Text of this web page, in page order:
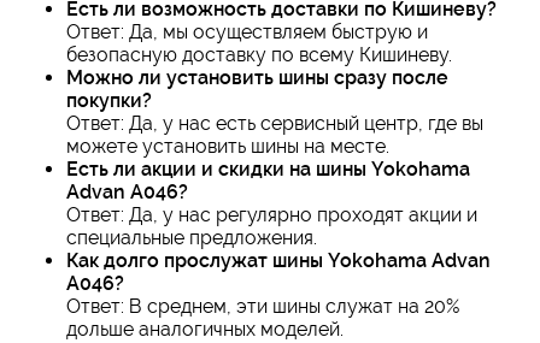
Есть ли возможность доставки по Кишиневу?
Ответ: Да, мы осуществляем быструю и
безопасную доставку по всему Кишиневу.
Можно ли установить шины сразу после
покупки?
Ответ: Да, у нас есть сервисный центр, где вы
можете установить шины на месте.
Есть ли акции и скидки на шины Yokohama
Advan A046?
Ответ: Да, у нас регулярно проходят акции и
специальные предложения.
Как долго прослужат шины Yokohama Advan
A046?
Ответ: В среднем, эти шины служат на 20%
дольше аналогичных моделей.